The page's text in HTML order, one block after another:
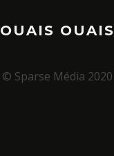
OUAIS OUAIS
© Sparse Média 2020